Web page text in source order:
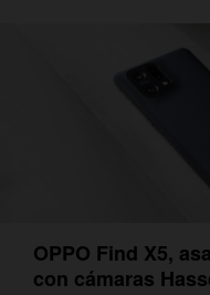
OPPO Find X5,
con cámaras